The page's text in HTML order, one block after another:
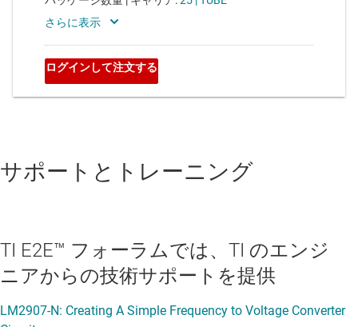
サポートとトレーニング
TI E2E™ フォーラムでは、TI のエンジ
ニアからの技術サポートを提供